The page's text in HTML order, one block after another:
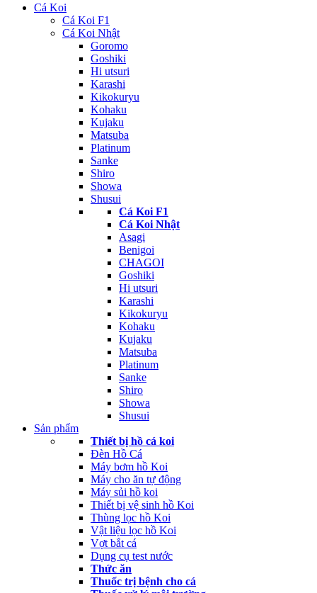
Cá Koi
Cá Koi F1
Cá Koi Nhật
Goromo
Goshiki
Hi utsuri
Karashi
Kikokuryu
Kohaku
Kujaku
Matsuba
Platinum
Sanke
Shiro
Showa
Shusui
Cá Koi F1
Cá Koi Nhật
Asagi
Benigoi
CHAGOI
Goshiki
Hi utsuri
Karashi
Kikokuryu
Kohaku
Kujaku
Matsuba
Platinum
Sanke
Shiro
Showa
Shusui
Sản phẩm
Thiết bị hồ cá koi
Đèn Hồ Cá
Máy bơm hồ Koi
Máy cho ăn tự động
Máy sủi hồ koi
Thiết bị vệ sinh hồ Koi
Thùng lọc hồ Koi
Vật liệu lọc hồ Koi
Vợt bắt cá
Dụng cụ test nước
Thức ăn
Thuốc trị bệnh cho cá